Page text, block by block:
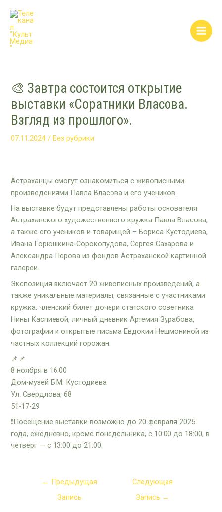
содержимому
🎨 Завтра состоится открытие
выставки «Соратники Власова.
Взгляд из прошлого».
07.11.2024/Без рубрики
Астраханцы смогут ознакомиться с живописными
произведениями Павла Власова и его учеников.
На выставке будут представлены работы основателя
Астраханского художественного кружка Павла Власова,
а также его учеников и товарищей – Бориса Кустодиева,
Ивана Горюшкина-Сорокопудова, Сергея Сахарова и
Александра Перова из фондов Астраханской картинной
галереи.
Экспозиция включает 20 живописных произведений, а
также уникальные материалы, связанные с участниками
кружка: членский билет дочери статского советника
Нины Каспиевой, личный дневник Артемия Зурабова,
фотографии и открытые письма Евдокии Нешмониной из
частных коллекций горожан.
📌📌
8 ноября в 16:00
Дом-музей Б.М. Кустодиева
Ул. Свердлова, 68
51-17-29
❗️Посещение выставки возможно до 20 февраля 2025
года, ежедневно, кроме понедельника, с 10:00 до 18:00, в
четверг — с 13:00 до 21:00.
navigation
← Предыдущая
Запись
Следующая
Запись →